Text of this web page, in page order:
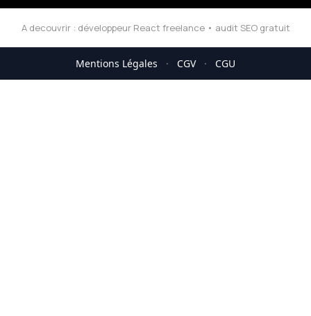
A decouvrir : développeur React freelance• audit SEO gratuit
Mentions Légales · CGV · CGU